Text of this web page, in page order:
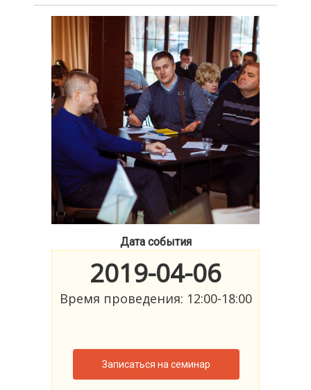
Дата события
2019-04-06
Время проведения: 12:00-18:00
Записаться на семинар